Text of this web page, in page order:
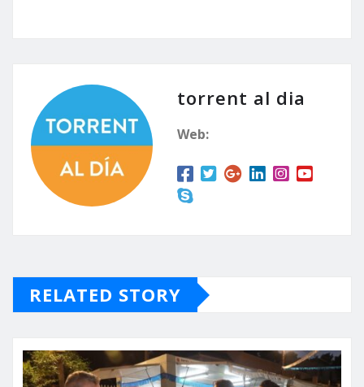
torrent al dia
Web:
RELATED STORY